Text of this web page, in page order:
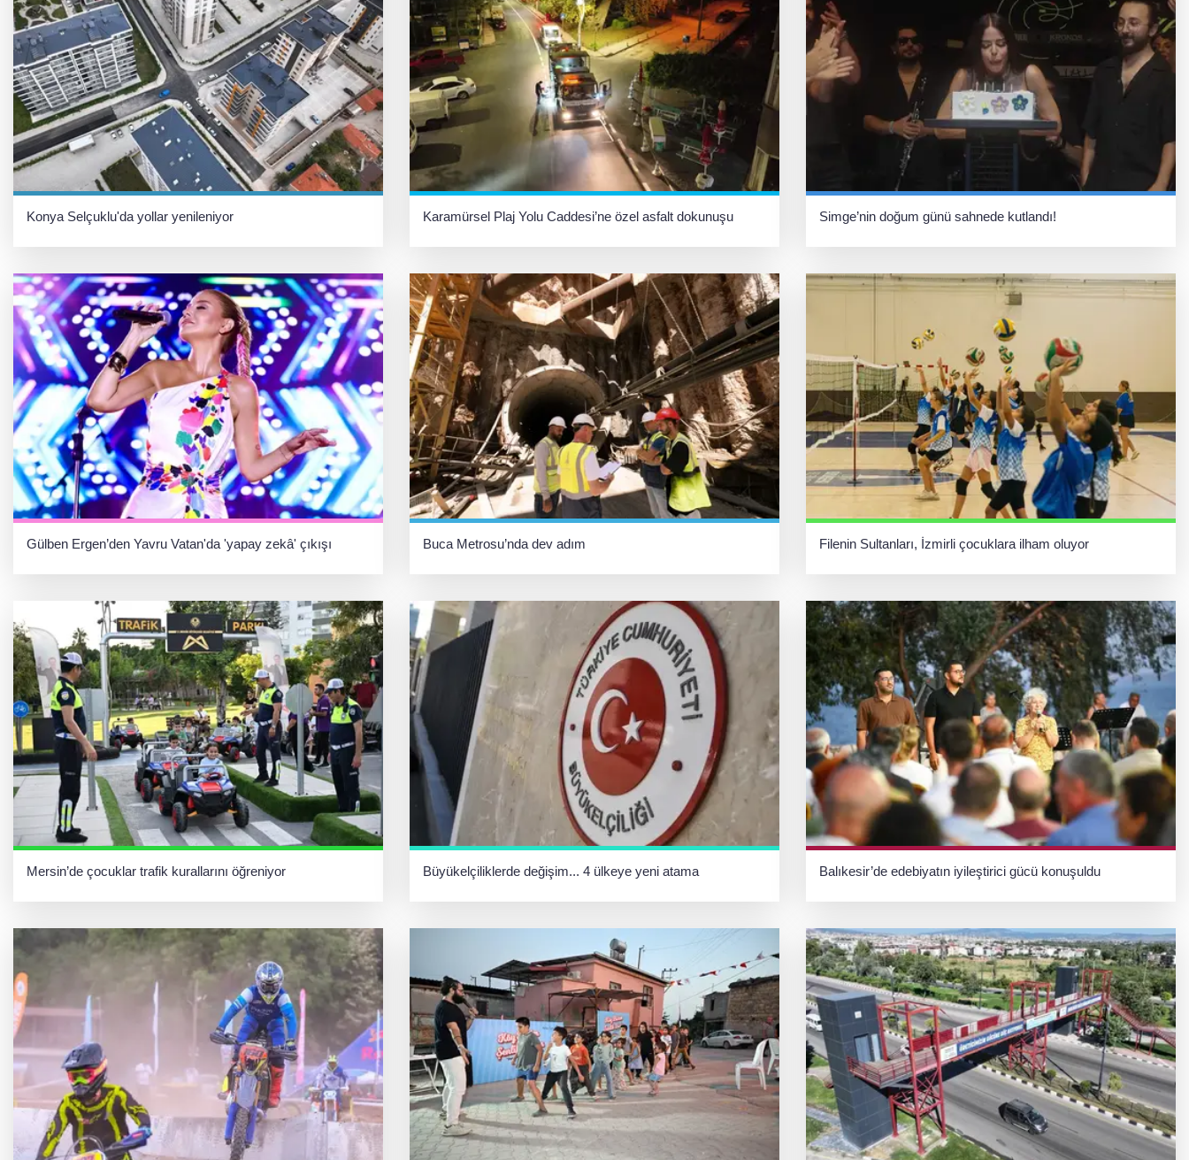
Konya Selçuklu'da yollar yenileniyor Karamürsel Plaj Yolu Caddesi’ne özel asfalt dokunuşu Simge’nin doğum günü sahnede kutlandı!
Gülben Ergen’den Yavru Vatan'da 'yapay zekâ' çıkışı Buca Metrosu’nda dev adım Filenin Sultanları, İzmirli çocuklara ilham oluyor
Mersin’de çocuklar trafik kurallarını öğreniyor Büyükelçiliklerde değişim... 4 ülkeye yeni atama Balıkesir’de edebiyatın iyileştirici gücü konuşuldu